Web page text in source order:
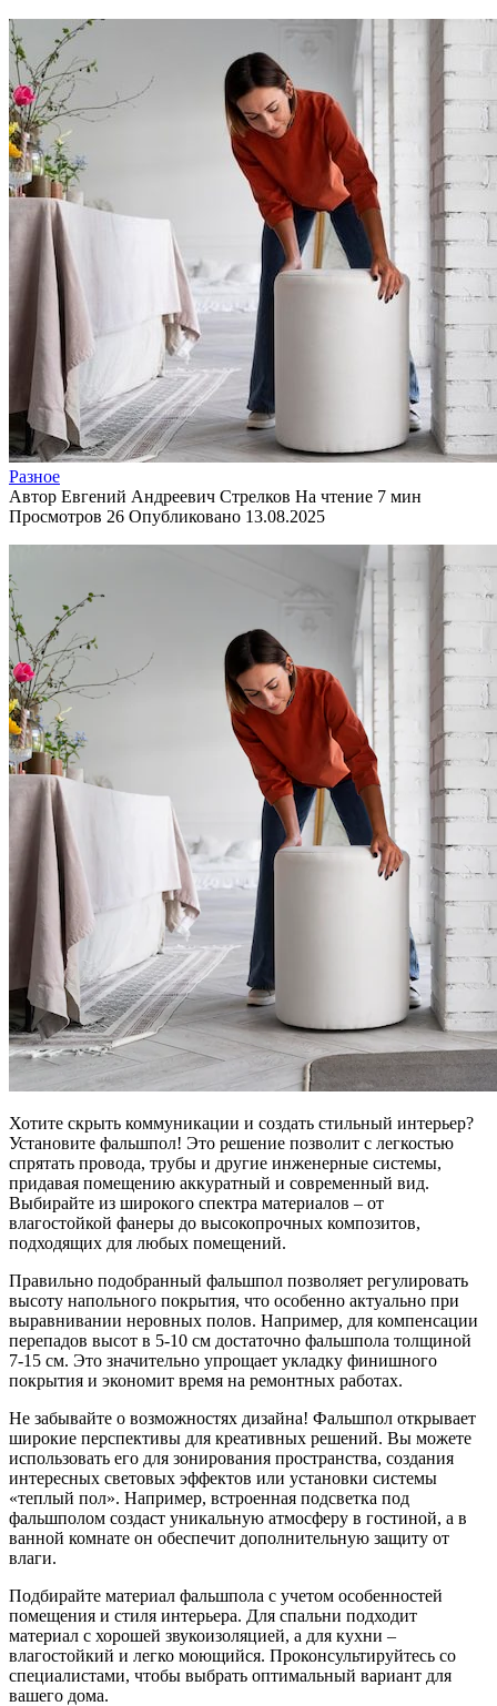
Разное
Автор Евгений Андреевич Стрелков На чтение 7 мин
Просмотров 26 Опубликовано 13.08.2025
Хотите скрыть коммуникации и создать стильный интерьер?
Установите фальшпол! Это решение позволит с легкостью
спрятать провода, трубы и другие инженерные системы,
придавая помещению аккуратный и современный вид.
Выбирайте из широкого спектра материалов – от
влагостойкой фанеры до высокопрочных композитов,
подходящих для любых помещений.
Правильно подобранный фальшпол позволяет регулировать
высоту напольного покрытия, что особенно актуально при
выравнивании неровных полов. Например, для компенсации
перепадов высот в 5-10 см достаточно фальшпола толщиной
7-15 см. Это значительно упрощает укладку финишного
покрытия и экономит время на ремонтных работах.
Не забывайте о возможностях дизайна! Фальшпол открывает
широкие перспективы для креативных решений. Вы можете
использовать его для зонирования пространства, создания
интересных световых эффектов или установки системы
«теплый пол». Например, встроенная подсветка под
фальшполом создаст уникальную атмосферу в гостиной, а в
ванной комнате он обеспечит дополнительную защиту от
влаги.
Подбирайте материал фальшпола с учетом особенностей
помещения и стиля интерьера. Для спальни подходит
материал с хорошей звукоизоляцией, а для кухни –
влагостойкий и легко моющийся. Проконсультируйтесь со
специалистами, чтобы выбрать оптимальный вариант для
вашего дома.